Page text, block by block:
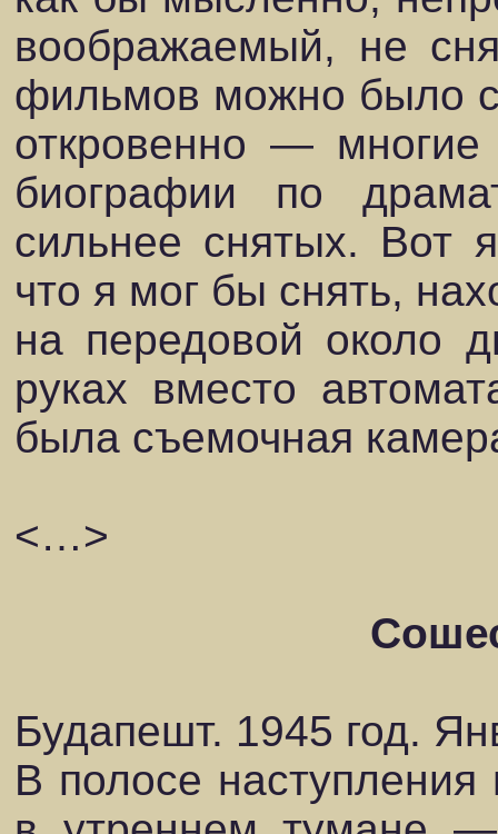
воображаемый, не
фильмов можно было
откровенно —
биографии по
сильнее снятых. Вот
что я мог бы снять,
на передовой около
руках вместо
была съемочная
<…>
Будапешт. 1945 год.
В полосе